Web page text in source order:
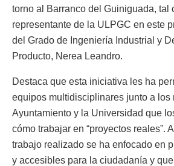
torno al Barranco del Guiniguada, tal
representante de la ULPGC en este
del Grado de Ingeniería Industrial y
Producto, Nerea Leandro.
Destaca que esta iniciativa les ha
equipos multidisciplinares junto a los
Ayuntamiento y la Universidad que
cómo trabajar en “proyectos reales”.
trabajo realizado se ha enfocado en
y accesibles para la ciudadanía y